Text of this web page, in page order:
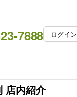
7888 ログイン
店内紹介